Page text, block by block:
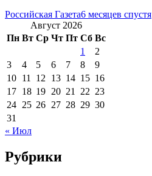
Российская Газета6 месяцев спустя
Август 2026
Пн Вт Ср Чт Пт Сб Вс
1
2
3
4 5 6 7 8
9
10 11 12 13 14 15 16
17 18 19 20 21 22 23
24 25 26 27 28 29 30
31
« Июл
Рубрики